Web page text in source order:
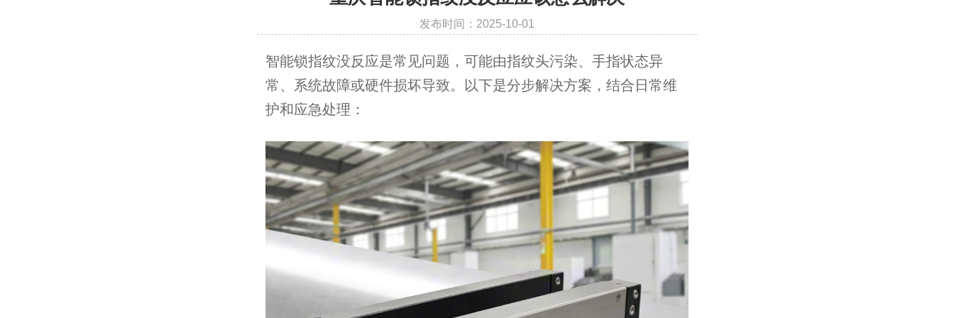
发布时间：2025-10-01
智能锁指纹没反应是常见问题，可能由指纹头污染、手指状态异
常、系统故障或硬件损坏导致。以下是分步解决方案，结合日常维
护和应急处理：